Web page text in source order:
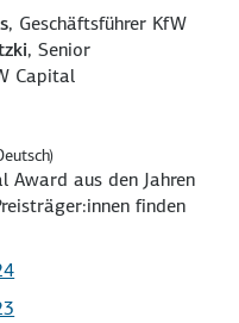
, Geschäftsführer KfW
, Senior
Capital
Award ­aus den Jahren
­finden